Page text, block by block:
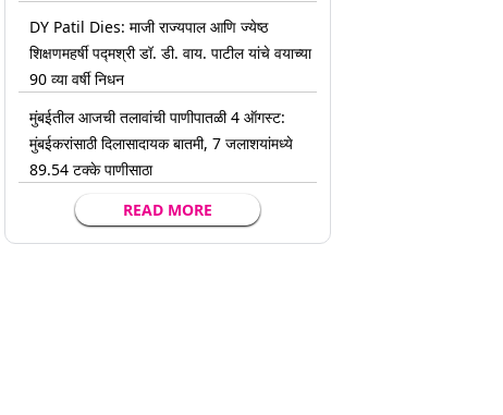
DY Patil Dies: माजी राज्यपाल आणि ज्येष्ठ
शिक्षणमहर्षी पद्मश्री डॉ. डी. वाय. पाटील यांचे वयाच्या
90 व्या वर्षी निधन
मुंबईतील आजची तलावांची पाणीपातळी 4 ऑगस्ट:
मुंबईकरांसाठी दिलासादायक बातमी, 7 जलाशयांमध्ये
89.54 टक्के पाणीसाठा
READ MORE